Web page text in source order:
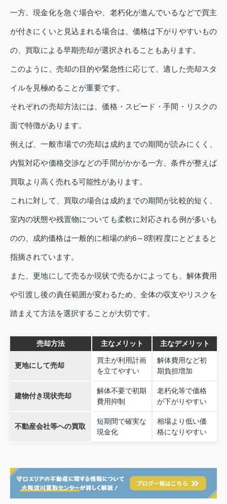
一方、現金化を急ぐ場合や、老朽化が進んでいるなどで買主
が付きにくいと見込まれる場合は、価格は下がりやすいもの
の、買取による早期売却が選択されることもあります。
このように、売却の目的や緊急性に応じて、適した売却スタ
イルを見極めることが重要です。
それぞれの売却方法には、価格・スピード・手間・リスクの
面で特徴があります。
例えば、一般市場での売却は成約までの期間が読みにくく、
内覧対応や価格交渉などの手間がかかる一方、条件が整えば
買取より高く売れる可能性があります。
これに対して、買取の場合は成約までの期間が比較的短く、
室内の状態や残置物についても柔軟に対応される例が多いも
のの、成約価格は一般的に相場の約6～8割程度にとどまると
指摘されています。
また、更地にして売るか現状で売るかによっても、解体費用
や引渡し後の責任範囲が変わるため、全体の収支やリスクを
踏まえて方法を選択することが大切です。
売却方法 主なメリット 主なデメリット
更地にして売却
買主が利用計画
を立てやすい
解体費用など初
期負担増加
建物付き現状売却
解体不要で初期
費用抑制
老朽化等で価格
が下がりやすい
不動産会社等への買取
短期間で確実な
現金化
相場より低い価
格になりやすい